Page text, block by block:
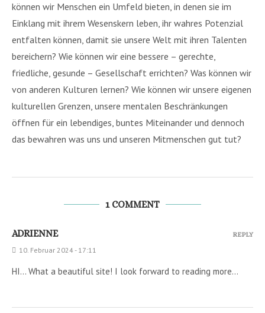
können wir Menschen ein Umfeld bieten, in denen sie im
Einklang mit ihrem Wesenskern leben, ihr wahres Potenzial
entfalten können, damit sie unsere Welt mit ihren Talenten
bereichern? Wie können wir eine bessere – gerechte,
friedliche, gesunde – Gesellschaft errichten? Was können wir
von anderen Kulturen lernen? Wie können wir unsere eigenen
kulturellen Grenzen, unsere mentalen Beschränkungen
öffnen für ein lebendiges, buntes Miteinander und dennoch
das bewahren was uns und unseren Mitmenschen gut tut?
1 COMMENT
ADRIENNE
10. Februar 2024 - 17:11
HI… What a beautiful site! I look forward to reading more…
REPLY